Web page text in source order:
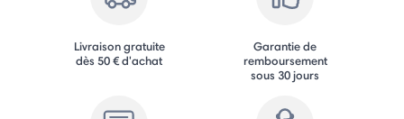
Livraison gratuite
dès 50 € d'achat
Garantie de
remboursement
sous 30 jours